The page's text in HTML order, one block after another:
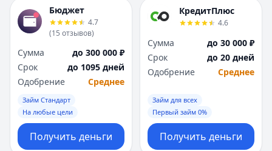
Бюджет
4.7
(15 отзывов)
Сумма
до 300 000 ₽
Срок
до 1095 дней
Одобрение
Среднее
Займ Стандарт
На любые цели
Получить деньги
КредитПлюс
4.6
Сумма
до 30 000 ₽
Срок
до 20 дней
Одобрение
Среднее
Займ для всех
Первый займ 0%
Получить деньги